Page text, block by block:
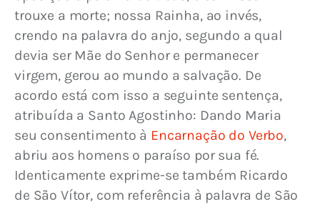
trouxe a morte; nossa Rainha, ao invés,
crendo na palavra do anjo, segundo a qual
devia ser Mãe do Senhor e permanecer
virgem, gerou ao mundo a salvação. De
acordo está com isso a seguinte sentença,
atribuída a Santo Agostinho: Dando Maria
seu consentimento à Encarnação do Verbo,
abriu aos homens o paraíso por sua fé.
Identicamente exprime-se também Ricardo
de São Vítor, com referência à palavra de São